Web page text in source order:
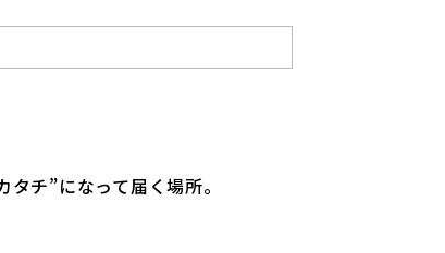
チ”になって届く場所。